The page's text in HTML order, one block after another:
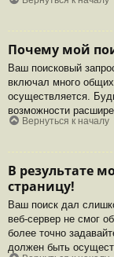
Почему мой
Ваш поисковый
включал много
осуществляется.
возможности
Вернуться к началу
В результате
страницу!
Ваш поиск дал
веб-сервер не смог
более точно
должен быть